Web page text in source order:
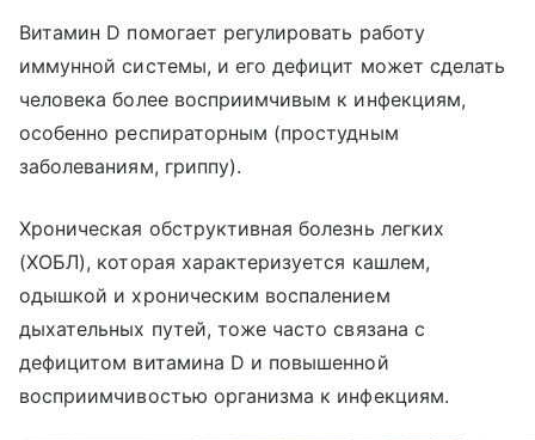
Витамин D помогает регулировать работу
иммунной системы, и его дефицит может сделать
человека более восприимчивым к инфекциям,
особенно респираторным (простудным
заболеваниям, гриппу).
Хроническая обструктивная болезнь легких
(ХОБЛ), которая характеризуется кашлем,
одышкой и хроническим воспалением
дыхательных путей, тоже часто связана с
дефицитом витамина D и повышенной
восприимчивостью организма к инфекциям.